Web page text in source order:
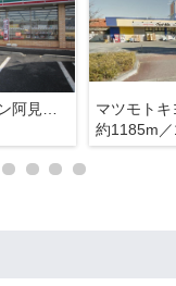
マツモト
約1185m